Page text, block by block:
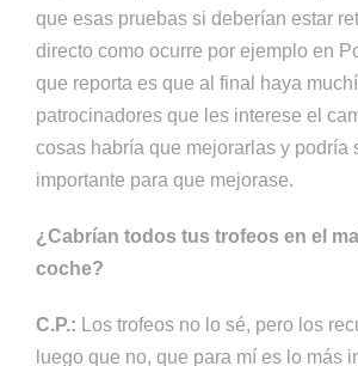
que esas pruebas si deberían estar
directo como ocurre por ejemplo en
que reporta es que al final haya
patrocinadores que les interese el
cosas habría que mejorarlas y podría
importante para que mejorase.
¿Cabrían todos tus trofeos en el
coche?
C.P.:
Los trofeos no lo sé, pero los
luego que no, que para mí es lo más